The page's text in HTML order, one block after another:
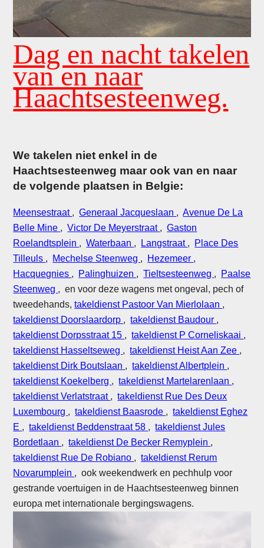
Dag en nacht takelen
van en naar
Haachtsesteenweg.
We takelen niet enkel in de
Haachtsesteenweg maar ook van en naar
de volgende plaatsen in Belgie:
Meensestraat ,Generaal Jacqueslaan ,Avenue De La
Belle Mine ,Victor De Meyerstraat ,Gaston
Roelandtsplein ,Waterbaan , Langstraat , Place Des
Tilleuls , Mechelse Steenweg , Hezemeer ,
Hacquegnies , Palinghuizen ,Tieltsesteenweg , Paalse
Steenweg , en voor deze wagens met ongeval, pech of
tweedehands,takeldienst Pastoor Van Mierlolaan ,
takeldienst Doorslaardorp ,takeldienst Baudour ,
takeldienst Dorpsstraat 15 ,takeldienst P Corneliskaai ,
takeldienst Hasseltseweg ,takeldienst Heist Aan Zee ,
takeldienst Dirk Boutslaan ,takeldienst Albertplein ,
takeldienst Koekelberg ,takeldienst Martelarenlaan ,
takeldienst Verlatstraat ,takeldienst Rue Des Deux
Luxembourg ,takeldienst Baasrode ,takeldienst Eghez
E ,takeldienst Beddenstraat 58 ,takeldienst Jules
Bordetlaan ,takeldienst De Becker Remyplein ,
takeldienst Rue De Robiano ,takeldienst Rerum
Novarumplein , ook weekendwerk en pechhulp voor
gestrande voertuigen in de Haachtsesteenweg binnen
europa met internationale bergingswagens.